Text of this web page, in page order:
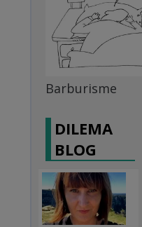
Barburisme
DILEMA
BLOG